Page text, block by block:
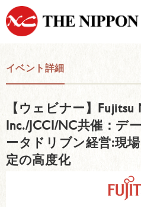
イベント詳細
【ウェビナー】
Inc./JCCI/NC共催：デ
ータドリブン経営:現
定の高度化
日本クラブメンバーログイン
はじめてご利用